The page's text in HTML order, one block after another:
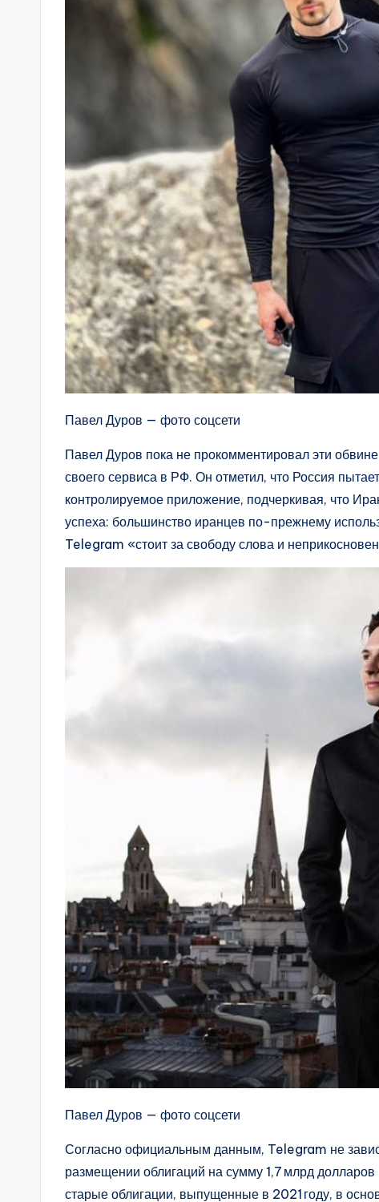
Павел Дуров — фото соцсети
Павел Дуров пока не прокомментировал эти
своего сервиса в РФ. Он отметил, что Россия
контролируемое приложение, подчеркивая, что
успеха: большинство иранцев по-прежнему
Telegram «стоит за свободу слова и
Павел Дуров — фото соцсети
Согласно официальным данным, Telegram не
размещении облигаций на сумму 1,7 млрд
старые облигации, выпущенные в 2021 году, в